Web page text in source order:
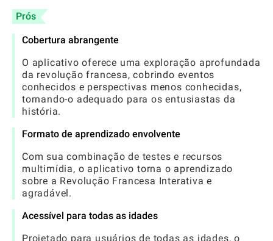
Prós
Cobertura abrangente
O aplicativo oferece uma exploração aprofundada
da revolução francesa, cobrindo eventos
conhecidos e perspectivas menos conhecidas,
tornando-o adequado para os entusiastas da
história.
Formato de aprendizado envolvente
Com sua combinação de testes e recursos
multimídia, o aplicativo torna o aprendizado
sobre a Revolução Francesa Interativa e
agradável.
Acessível para todas as idades
Projetado para usuários de todas as idades, o